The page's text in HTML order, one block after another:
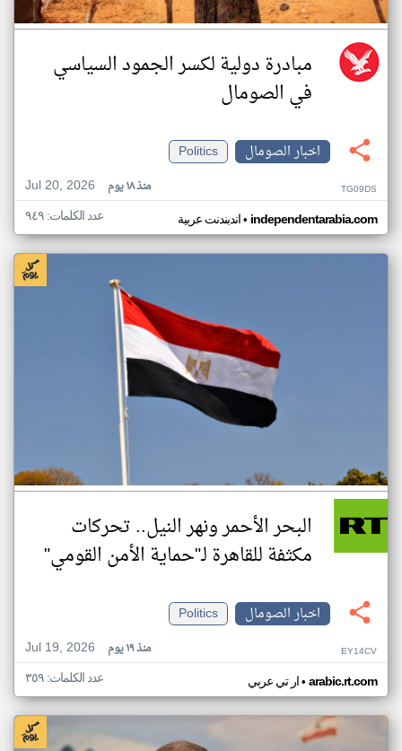
مبادرة دولية لكسر الجمود السياسي
في الصومال
اخبار الصومال
Politics
Jul 20, 2026
منذ ١٨ يوم TG09DS
اندبندنت عربية• independentarabia.com عدد الكلمات: ٩٤٩
البحر الأحمر ونهر النيل.. تحركات
مكثفة للقاهرة لـ"حماية الأمن القومي"
اخبار الصومال
Politics
Jul 19, 2026
منذ ١٩ يوم EY14CV
ار تي عربي• arabic.rt.com عدد الكلمات: ٣٥٩